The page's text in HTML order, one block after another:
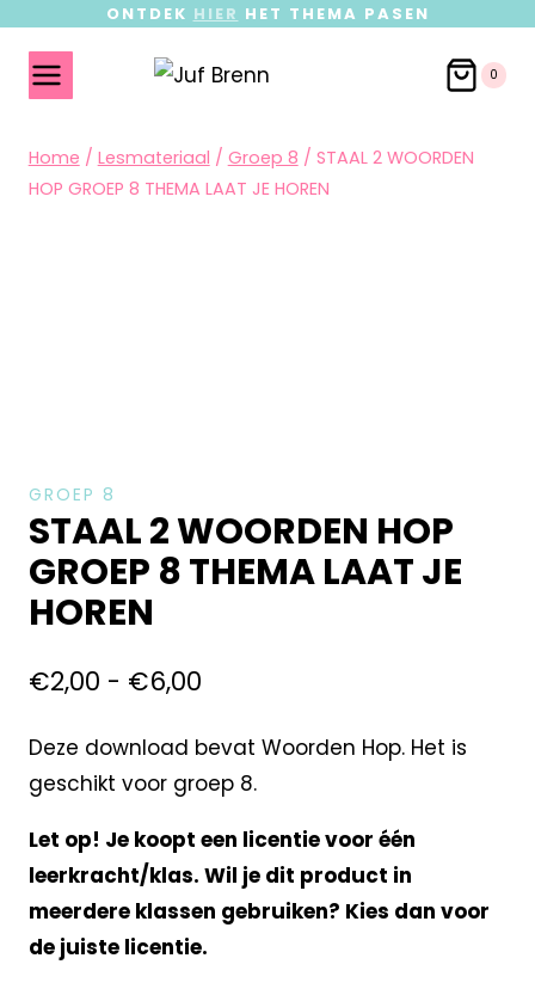
ONTDEK HIER HET THEMA PASEN
0
Home / Lesmateriaal / Groep 8 / STAAL 2 WOORDEN
HOP GROEP 8 THEMA LAAT JE HOREN
GROEP 8
STAAL 2 WOORDEN HOP
GROEP 8 THEMA LAAT JE
HOREN
€2,00 - €6,00
Deze download bevat Woorden Hop. Het is
geschikt voor groep 8.
Let op! Je koopt een licentie voor één
leerkracht/klas. Wil je dit product in
meerdere klassen gebruiken? Kies dan voor
de juiste licentie.